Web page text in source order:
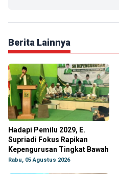
Berita Lainnya
Hadapi Pemilu 2029, E.
Supriadi Fokus Rapikan
Kepengurusan Tingkat Bawah
Rabu, 05 Agustus 2026